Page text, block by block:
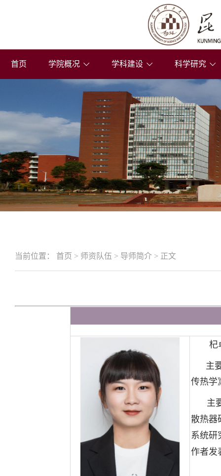
首页 学院概况 学科建设 科学研究
当前位置： 首页 > 师资队伍 > 导师简介 > 正文
杞
主
传热学
主
散热器
系统研
作者发